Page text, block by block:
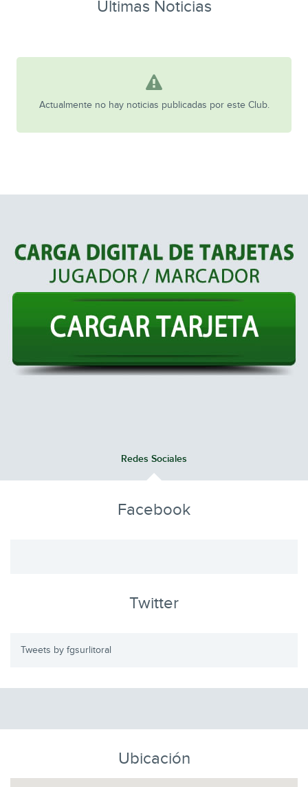
Ultimas Noticias
Actualmente no hay noticias publicadas por este Club.
Redes Sociales
Facebook
Twitter
Tweets by fgsurlitoral
Ubicación